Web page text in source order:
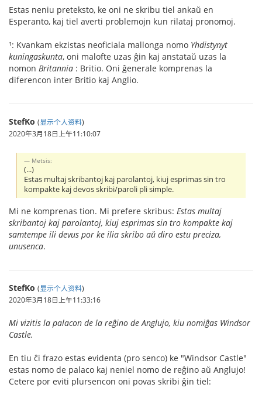
Estas neniu preteksto, ke oni ne skribu tiel ankaŭ en
Esperanto, kaj tiel averti problemojn kun rilataj pronomoj.
¹: Kvankam ekzistas neoficiala mallonga nomo Yhdistynyt
kuningaskunta, oni malofte uzas ĝin kaj anstataŭ uzas la
nomon Britannia : Britio. Oni ĝenerale komprenas la
diferencon inter Britio kaj Anglio.
StefKo (显示个人资料)
2020年3月18日上午11:10:07
Metsis:
(...)
Estas multaj skribantoj kaj parolantoj, kiuj esprimas sin tro
kompakte kaj devos skribi/paroli pli simple.
Mi ne komprenas tion. Mi prefere skribus: Estas multaj
skribantoj kaj parolantoj, kiuj esprimas sin tro kompakte kaj
samtempe ili devus por ke ilia skribo aŭ diro estu preciza,
unusenca.
StefKo (显示个人资料)
2020年3月18日上午11:33:16
Mi vizitis la palacon de la reĝino de Anglujo, kiu nomiĝas Windsor
Castle.
En tiu ĉi frazo estas evidenta (pro senco) ke "Windsor Castle"
estas nomo de palaco kaj neniel nomo de reĝino aŭ Anglujo!
Cetere por eviti plursencon oni povas skribi ĝin tiel: